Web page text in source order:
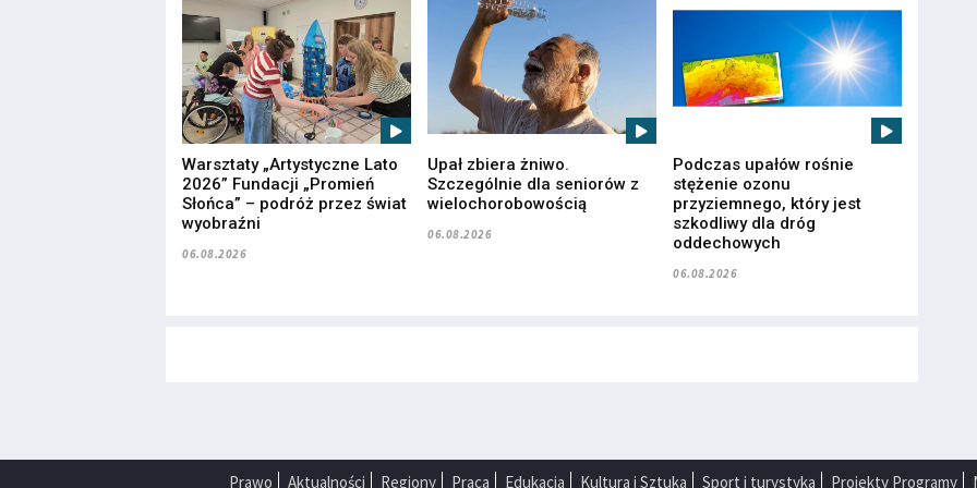
Warsztaty „Artystyczne Lato
2026” Fundacji „Promień
Słońca” – podróż przez świat
wyobraźni
06.08.2026
Upał zbiera żniwo.
Szczególnie dla seniorów z
wielochorobowością
06.08.2026
Podczas upałów rośnie
stężenie ozonu
przyziemnego, który jest
szkodliwy dla dróg
oddechowych
06.08.2026
Prawo Aktualności Regiony Praca Edukacja Kultura i Sztuka Sport i turystyka Projekty Programy